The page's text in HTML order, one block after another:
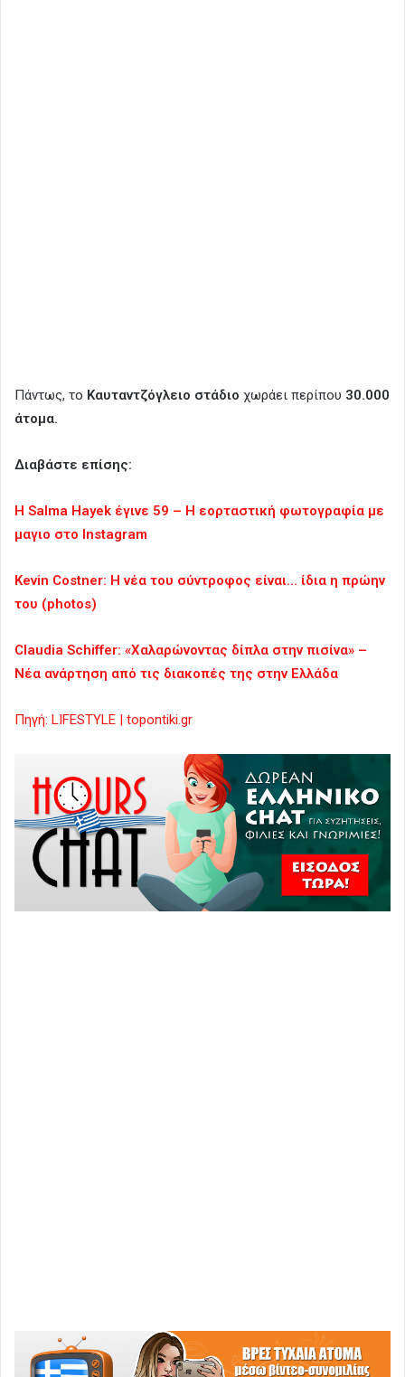
Πάντως, το Καυταντζόγλειο στάδιο χωράει περίπου 30.000
άτομα.
Διαβάστε επίσης:
Η Salma Hayek έγινε 59 – Η εορταστική φωτογραφία με
μαγιο στο Instagram
Kevin Costner: Η νέα του σύντροφος είναι… ίδια η πρώην
του (photos)
Claudia Schiffer: «Χαλαρώνοντας δίπλα στην πισίνα» –
Νέα ανάρτηση από τις διακοπές της στην Ελλάδα
Πηγή: LIFESTYLE | topontiki.gr